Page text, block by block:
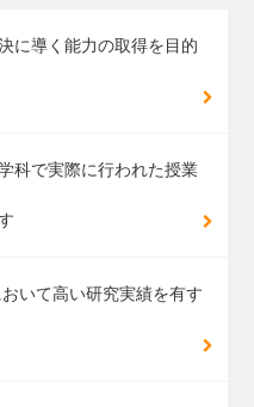
に導く能力の取得を目的
科で実際に行われた授業
いて高い研究実績を有す